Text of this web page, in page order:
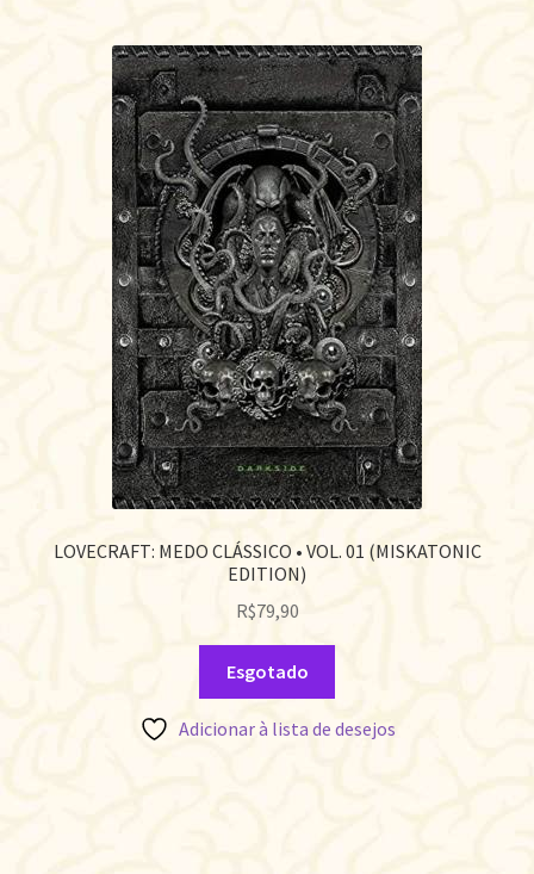
LOVECRAFT: MEDO CLÁSSICO • VOL. 01 (MISKATONIC
EDITION)
R$79,90
Esgotado
Adicionar à lista de desejos